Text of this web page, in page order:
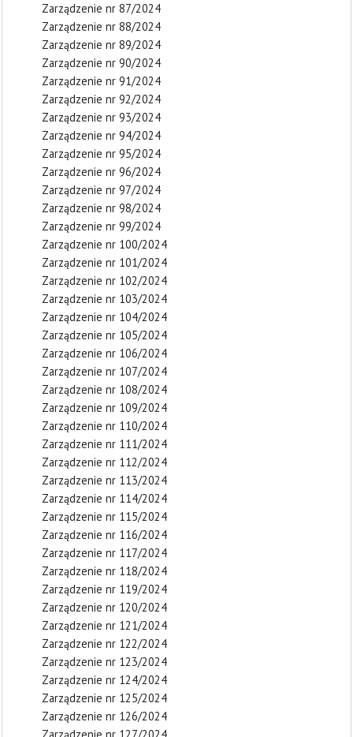
Zarządzenie nr 87/2024
Zarządzenie nr 88/2024
Zarządzenie nr 89/2024
Zarządzenie nr 90/2024
Zarządzenie nr 91/2024
Zarządzenie nr 92/2024
Zarządzenie nr 93/2024
Zarządzenie nr 94/2024
Zarządzenie nr 95/2024
Zarządzenie nr 96/2024
Zarządzenie nr 97/2024
Zarządzenie nr 98/2024
Zarządzenie nr 99/2024
Zarządzenie nr 100/2024
Zarządzenie nr 101/2024
Zarządzenie nr 102/2024
Zarządzenie nr 103/2024
Zarządzenie nr 104/2024
Zarządzenie nr 105/2024
Zarządzenie nr 106/2024
Zarządzenie nr 107/2024
Zarządzenie nr 108/2024
Zarządzenie nr 109/2024
Zarządzenie nr 110/2024
Zarządzenie nr 111/2024
Zarządzenie nr 112/2024
Zarządzenie nr 113/2024
Zarządzenie nr 114/2024
Zarządzenie nr 115/2024
Zarządzenie nr 116/2024
Zarządzenie nr 117/2024
Zarządzenie nr 118/2024
Zarządzenie nr 119/2024
Zarządzenie nr 120/2024
Zarządzenie nr 121/2024
Zarządzenie nr 122/2024
Zarządzenie nr 123/2024
Zarządzenie nr 124/2024
Zarządzenie nr 125/2024
Zarządzenie nr 126/2024